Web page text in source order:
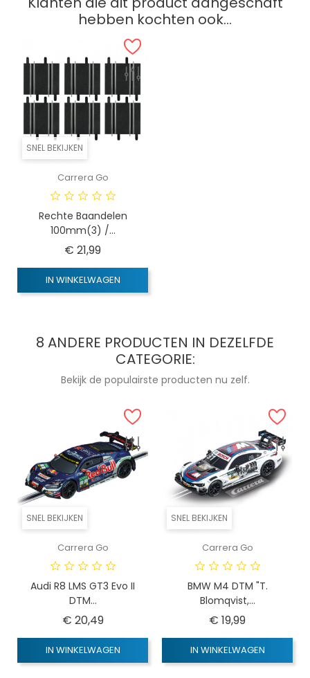
hebben kochten ook...
SNEL BEKIJKEN
Carrera Go
Rechte Baandelen
100mm(3) /...
€ 21,99Prijs
IN WINKELWAGEN
8 ANDERE PRODUCTEN IN DEZELFDE
CATEGORIE:
Bekijk de populairste producten nu zelf.
SNEL BEKIJKEN
Carrera Go
Audi R8 LMS GT3 Evo II
DTM...
€ 20,49Prijs
IN WINKELWAGEN
SNEL BEKIJKEN
Carrera Go
BMW M4 DTM "T.
Blomqvist,...
€ 19,99Prijs
IN WINKELWAGEN